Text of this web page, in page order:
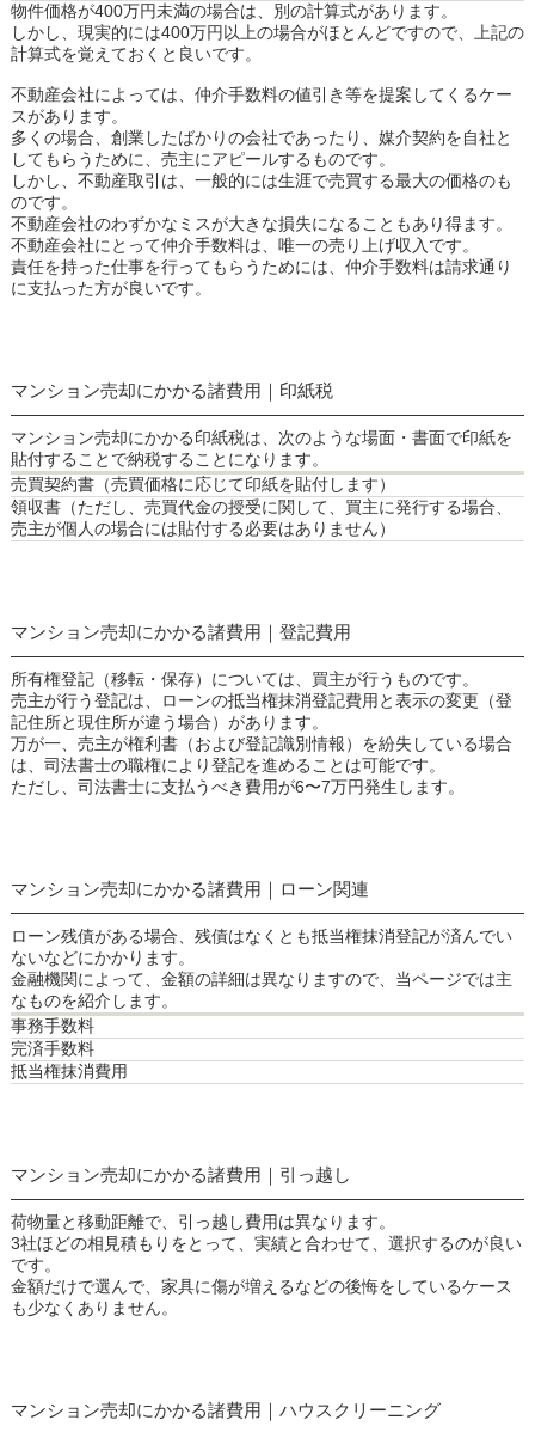
物件価格が400万円未満の場合は、別の計算式があります。
しかし、現実的には400万円以上の場合がほとんどですので、上記の
計算式を覚えておくと良いです。
不動産会社によっては、仲介手数料の値引き等を提案してくるケー
スがあります。
多くの場合、創業したばかりの会社であったり、媒介契約を自社と
してもらうために、売主にアピールするものです。
しかし、不動産取引は、一般的には生涯で売買する最大の価格のも
のです。
不動産会社のわずかなミスが大きな損失になることもあり得ます。
不動産会社にとって仲介手数料は、唯一の売り上げ収入です。
責任を持った仕事を行ってもらうためには、仲介手数料は請求通り
に支払った方が良いです。
マンション売却にかかる諸費用｜印紙税
マンション売却にかかる印紙税は、次のような場面・書面で印紙を
貼付することで納税することになります。
売買契約書（売買価格に応じて印紙を貼付します）
領収書（ただし、売買代金の授受に関して、買主に発行する場合、
売主が個人の場合には貼付する必要はありません）
マンション売却にかかる諸費用｜登記費用
所有権登記（移転・保存）については、買主が行うものです。
売主が行う登記は、ローンの抵当権抹消登記費用と表示の変更（登
記住所と現住所が違う場合）があります。
万が一、売主が権利書（および登記識別情報）を紛失している場合
は、司法書士の職権により登記を進めることは可能です。
ただし、司法書士に支払うべき費用が6〜7万円発生します。
マンション売却にかかる諸費用｜ローン関連
ローン残債がある場合、残債はなくとも抵当権抹消登記が済んでい
ないなどにかかります。
金融機関によって、金額の詳細は異なりますので、当ページでは主
なものを紹介します。
事務手数料
完済手数料
抵当権抹消費用
マンション売却にかかる諸費用｜引っ越し
荷物量と移動距離で、引っ越し費用は異なります。
3社ほどの相見積もりをとって、実績と合わせて、選択するのが良い
です。
金額だけで選んで、家具に傷が増えるなどの後悔をしているケース
も少なくありません。
マンション売却にかかる諸費用｜ハウスクリーニング